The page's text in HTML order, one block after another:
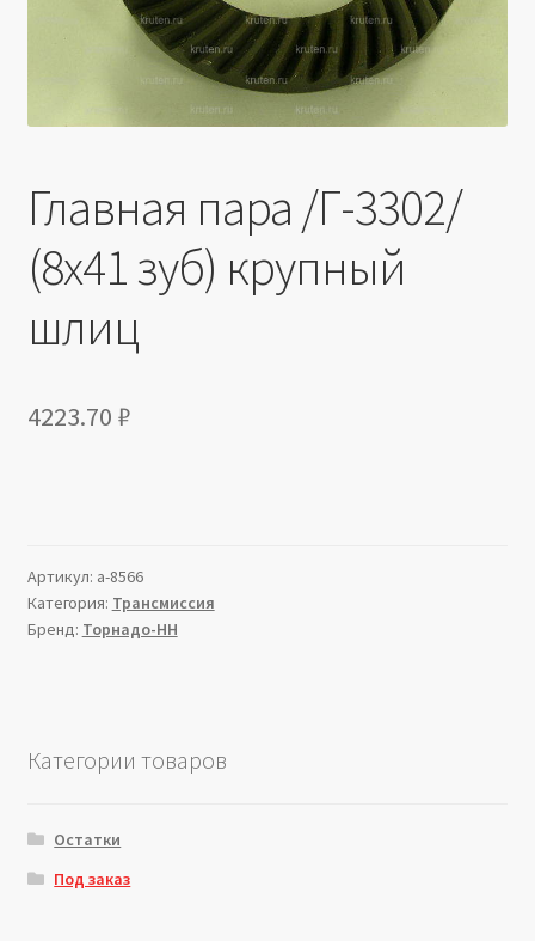
Главная пара /Г-3302/
(8х41 зуб) крупный
шлиц
4223.70 ₽
Артикул: a-8566
Категория: Трансмиссия
Бренд: Торнадо-НН
Категории товаров
Остатки
Под заказ